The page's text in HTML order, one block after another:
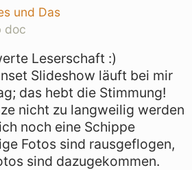
und Das
doc
Leserschaft :)
Slideshow läuft bei mir
das hebt die Stimmung!
nicht zu langweilig werden
noch eine Schippe
Fotos sind rausgeflogen,
sind dazugekommen.